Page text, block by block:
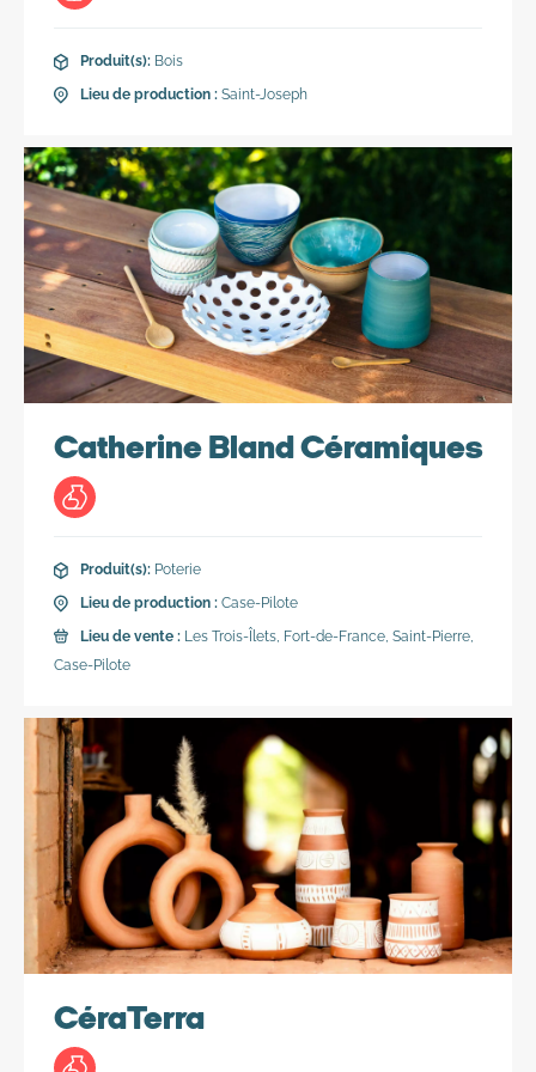
Produit(s): Bois
Lieu de production : Saint-Joseph
Vente en direct
Catherine Bland Céramiques
Produit(s): Poterie
Lieu de production : Case-Pilote
Lieu de vente : Les Trois-Îlets, Fort-de-France, Saint-Pierre,
Case-Pilote
Catherine Bland Céramiques
Produit(s): Poterie
Catherine nous accueille la taille enserrée par son tablier,
devant son tour de potier. Elle est entourée d’étagères en
bois sur lesquelles sont entreposées des pièces sortant
tout droit de son imagination. Discussion avec une artiste
céramiste.
Lieu de production :
Case-Pilote
CéraTerra
CéraTerra
Produit(s): Poterie
Valérie est une céramiste qui propose des créations
destinées à l’art de table, la déco de la maison. Des
intérieurs à l’image de la richesse des paysages
martiniquais, sa principale source d’inspiration.
Lieu de production :
En soumettant ce formulaire, vous acceptez que nous utilisions les
informations que vous fournissez afin de vous proposer des
informations et du contenu pertinent sur nos services. Vous pouvez